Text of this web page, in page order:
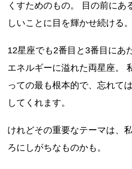
くすためのもの。 目の前にあ
しいことに目を輝かせ続ける。
12星座でも2番目と3番目にあ
エネルギーに溢れた両星座。
っての最も根本的で、忘れて
してくれます。
けれどその重要なテーマは、
ろにしがちなものかも。